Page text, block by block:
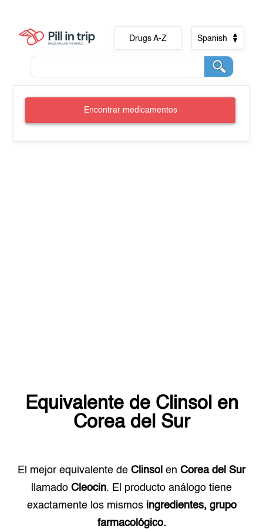
Drugs A-Z Spanish
Encontrar medicamentos
Equivalente de Clinsol en
Corea del Sur
El mejor equivalente de Clinsol en Corea del Sur
llamado Cleocin. El producto análogo tiene
exactamente los mismos ingredientes, grupo
farmacológico.